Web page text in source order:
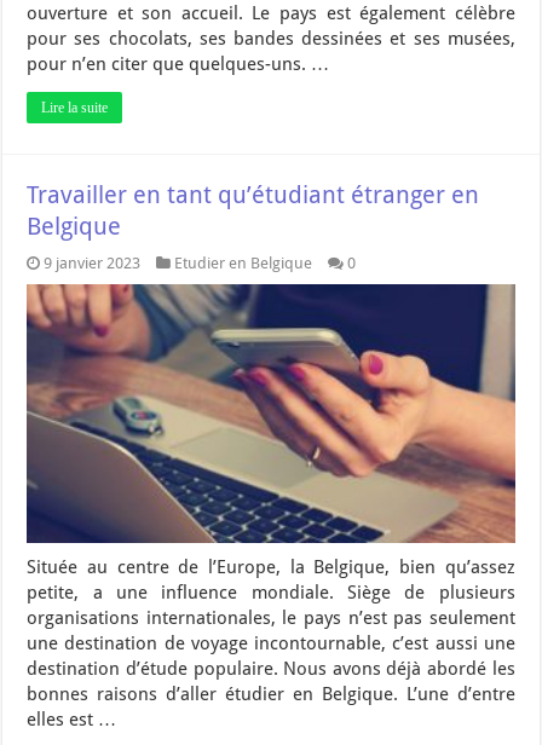
ouverture et son accueil. Le pays est également célèbre
pour ses chocolats, ses bandes dessinées et ses musées,
pour n’en citer que quelques-uns. …
Lire la suite
Travailler en tant qu’étudiant étranger en
Belgique
9 janvier 2023 Etudier en Belgique 0
Située au centre de l’Europe, la Belgique, bien qu’assez
petite, a une influence mondiale. Siège de plusieurs
organisations internationales, le pays n’est pas seulement
une destination de voyage incontournable, c’est aussi une
destination d’étude populaire. Nous avons déjà abordé les
bonnes raisons d’aller étudier en Belgique. L’une d’entre
elles est …